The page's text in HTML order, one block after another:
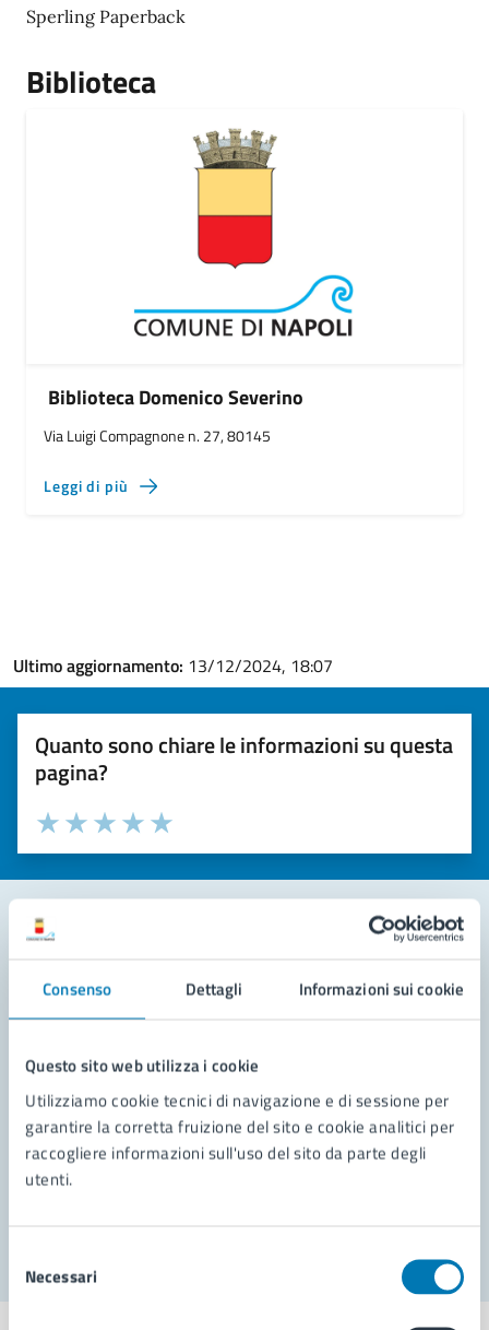
Consenso Dettagli Informazioni sui cookie
Questo sito web utilizza i cookie
Utilizziamo cookie tecnici di navigazione e di sessione per
garantire la corretta fruizione del sito e cookie analitici per
raccogliere informazioni sull'uso del sito da parte degli
utenti.
delNecessari
Sperling Paperback
Biblioteca
Biblioteca Domenico Severino
Via Luigi Compagnone n. 27, 80145
Leggi di più
Ultimo aggiornamento: 13/12/2024, 18:07
Quanto sono chiare le informazioni su questa
pagina?
Valuta la chiarezza delle informazioni (da 1 a 5 stelle)
Seleziona il numero di stelle per valutare la chiarezza delle
Valuta 5 stelle su 5
Valuta 4 stelle su 5
Valuta 3 stelle su 5
Valuta 2 stelle su 5
Valuta 1 stelle su 5
Leggi le domande frequenti
Richiedi assistenza
Prenota appuntamento
Problemi in città